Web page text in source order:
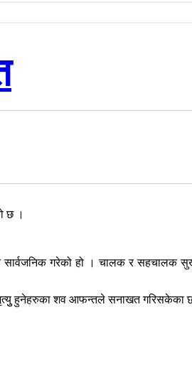
छ ।
सार्वजनिक गरेको हो । चालक र सहचालक
मृत्युु हुनेहरुका शव आफन्तले सनाखत गरिसकेका